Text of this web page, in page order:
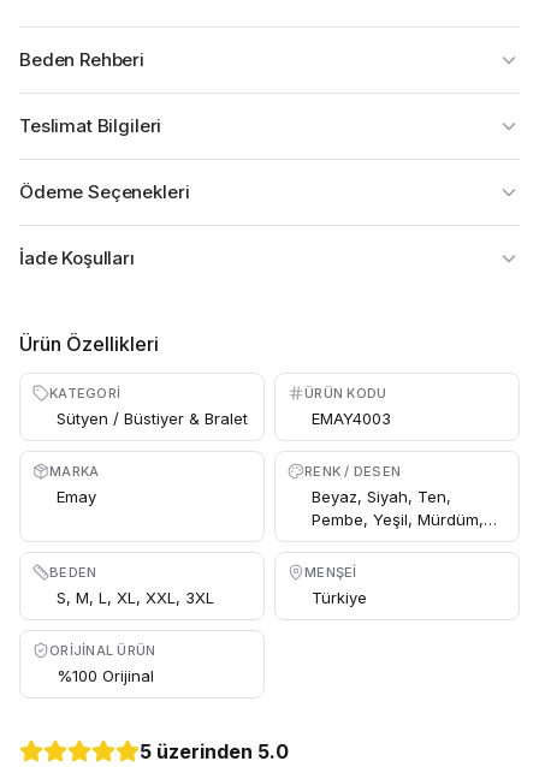
Beden Rehberi
Teslimat Bilgileri
Ödeme Seçenekleri
İade Koşulları
Ürün Özellikleri
KATEGORI
Sütyen / Büstiyer & Bralet
ÜRÜN KODU
EMAY4003
MARKA
Emay
RENK / DESEN
Beyaz, Siyah, Ten,
Pembe, Yeşil, Mürdüm,
Fuşya, Mor, Antrasit,
Kahve, Neon Fuşya
BEDEN
S, M, L, XL, XXL, 3XL
MENŞEI
Türkiye
ORIJINAL ÜRÜN
%100 Orijinal
5 üzerinden 5.0